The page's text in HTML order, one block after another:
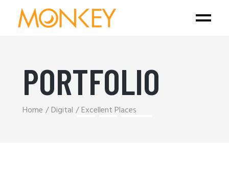
PORTFOLIO
Home Digital Excellent Places